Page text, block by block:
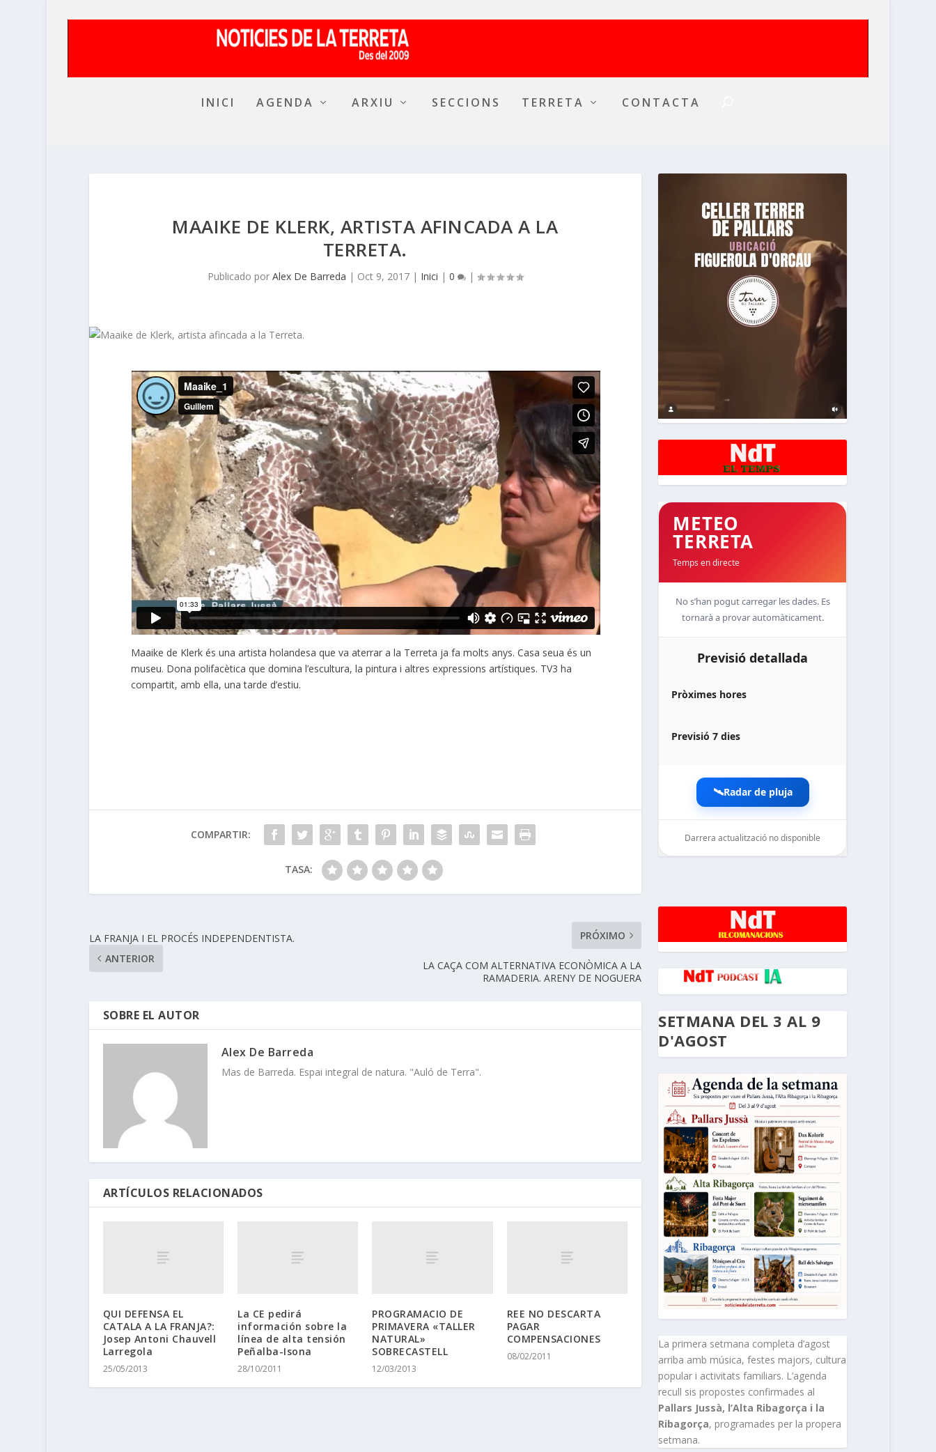
INICI AGENDA ARXIU SECCIONS TERRETA CONTACTA
MAAIKE DE KLERK, ARTISTA AFINCADA A LA
TERRETA.
Publicado por Alex De Barreda | Oct 9, 2017| Inici | 0 |
Maaike de Klerk és una artista holandesa que va aterrar a la Terreta ja fa molts anys. Casa seua és un
museu. Dona polifacètica que domina l’escultura, la pintura i altres expressions artístiques. TV3 ha
compartit, amb ella, una tarde d’estiu.
COMPARTIR:
TASA:
LA FRANJA I EL PROCÉS INDEPENDENTISTA.
ANTERIOR
PRÓXIMO
LA CAÇA COM ALTERNATIVA ECONÒMICA A LA
RAMADERIA. ARENY DE NOGUERA
SOBRE EL AUTOR
Alex De Barreda
Mas de Barreda. Espai integral de natura. "Auló de Terra".
ARTÍCULOS RELACIONADOS
QUI DEFENSA EL
CATALA A LA FRANJA?:
Josep Antoni Chauvell
Larregola
25/05/2013
La CE pedirá
información sobre la
línea de alta tensión
Peñalba-Isona
28/10/2011
PROGRAMACIO DE
PRIMAVERA «TALLER
NATURAL»
SOBRECASTELL
12/03/2013
REE NO DESCARTA
PAGAR
COMPENSACIONES
08/02/2011
METEO
TERRETA
Temps en directe
No s’han pogut carregar les dades. Es
tornarà a provar automàticament.
Previsió detallada
Pròximes hores
Previsió 7 dies
🛰️Radar de pluja
Darrera actualització no disponible
noticiesdelaterreta.com
SETMANA DEL 3 AL 9
D'AGOST
La primera setmana completa d’agost
arriba amb música, festes majors, cultura
popular i activitats familiars. L’agenda
recull sis propostes confirmades al
Pallars Jussà, l’Alta Ribagorça i la
Ribagorça, programades per la propera
setmana.